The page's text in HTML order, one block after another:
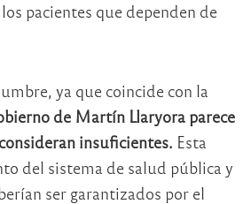
pacientes que dependen de
ya que coincide con la
de Martín Llaryora parece
insuficientes. Esta
del sistema de salud pública y
ser garantizados por el